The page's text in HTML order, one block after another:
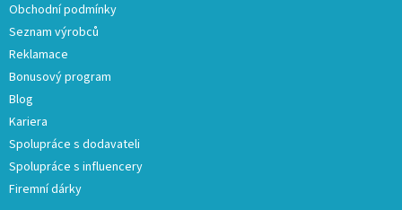
Obchodní podmínky
Seznam výrobců
Reklamace
Bonusový program
Blog
Kariera
Spolupráce s dodavateli
Spolupráce s influencery
Firemní dárky